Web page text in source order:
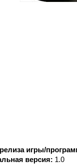
игры/
версия: 1.0